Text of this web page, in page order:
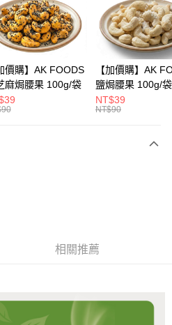
第一商業銀行
彰化商業銀行
台北富邦商業銀行
兆豐國際商業銀行
華泰商業銀行
遠東國際商業銀行
才付款」的支付方式。 讓您購物簡單
點擊此簡訊中的連結，可透過四大超商／
付款，方視為交易完成。
)免運費
)免運費
價購】AK FOODS
麻焗腰果 100g/袋
【加價購】AK
鹽焗腰果 100g/袋
NT$39
NT$90
相關推薦